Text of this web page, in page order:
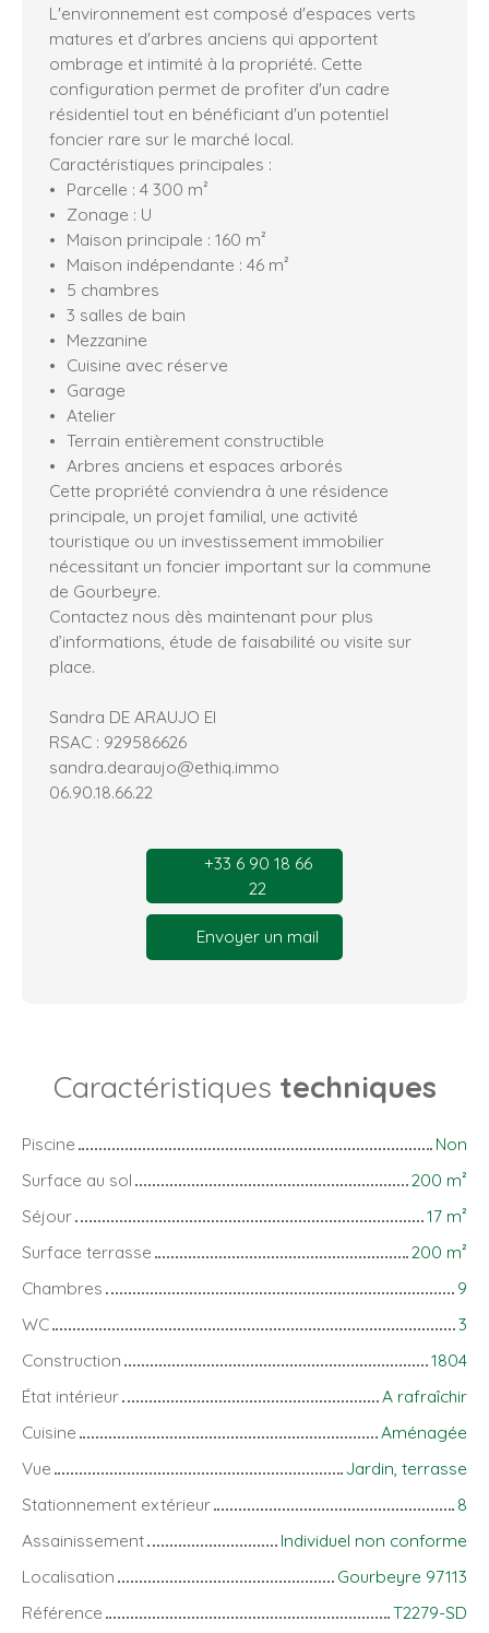
L'environnement est composé d'espaces verts
matures et d'arbres anciens qui apportent
ombrage et intimité à la propriété. Cette
configuration permet de profiter d'un cadre
résidentiel tout en bénéficiant d'un potentiel
foncier rare sur le marché local.
Caractéristiques principales :
Parcelle : 4 300 m²
Zonage : U
Maison principale : 160 m²
Maison indépendante : 46 m²
5 chambres
3 salles de bain
Mezzanine
Cuisine avec réserve
Garage
Atelier
Terrain entièrement constructible
Arbres anciens et espaces arborés
Cette propriété conviendra à une résidence
principale, un projet familial, une activité
touristique ou un investissement immobilier
nécessitant un foncier important sur la commune
de Gourbeyre.
Contactez nous dès maintenant pour plus
d’informations, étude de faisabilité ou visite sur
place.
Sandra DE ARAUJO EI
RSAC : 929586626
sandra.dearaujo@ethiq.immo
06.90.18.66.22
+33 6 90 18 66
22
Envoyer un mail
Caractéristiques techniques
Piscine
Non
Surface au sol
200 m²
Séjour
17 m²
Surface terrasse
200 m²
Chambres
9
WC
3
Construction
1804
État intérieur
A rafraîchir
Cuisine
Aménagée
Vue
Jardin, terrasse
Stationnement extérieur
8
Assainissement
Individuel non conforme
Localisation
Gourbeyre 97113
Référence
T2279-SD